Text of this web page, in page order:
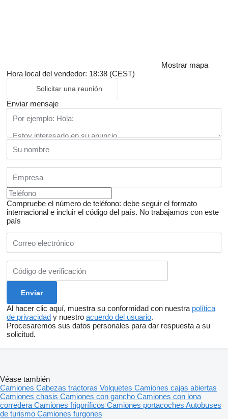
Mostrar mapa
Hora local del vendedor: 18:38 (CEST)
Solicitar una reunión
Enviar mensaje
Compruebe el número de teléfono: debe seguir el formato
internacional e incluir el código del país. No trabajamos con este
país
Al hacer clic aquí, muestra su conformidad con nuestra política
de privacidad y nuestro acuerdo del usuario.
Procesaremos sus datos personales para dar respuesta a su
solicitud.
Véase también
Camiones Cabezas tractoras Volquetes Camiones cajas abiertas
Camiones chasis Camiones con gancho Camiones con lona
corredera Camiones frigoríficos Camiones portacoches Autobuses
de turismo Camiones furgones